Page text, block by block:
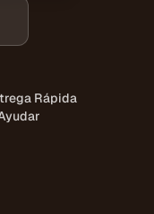
Rápida